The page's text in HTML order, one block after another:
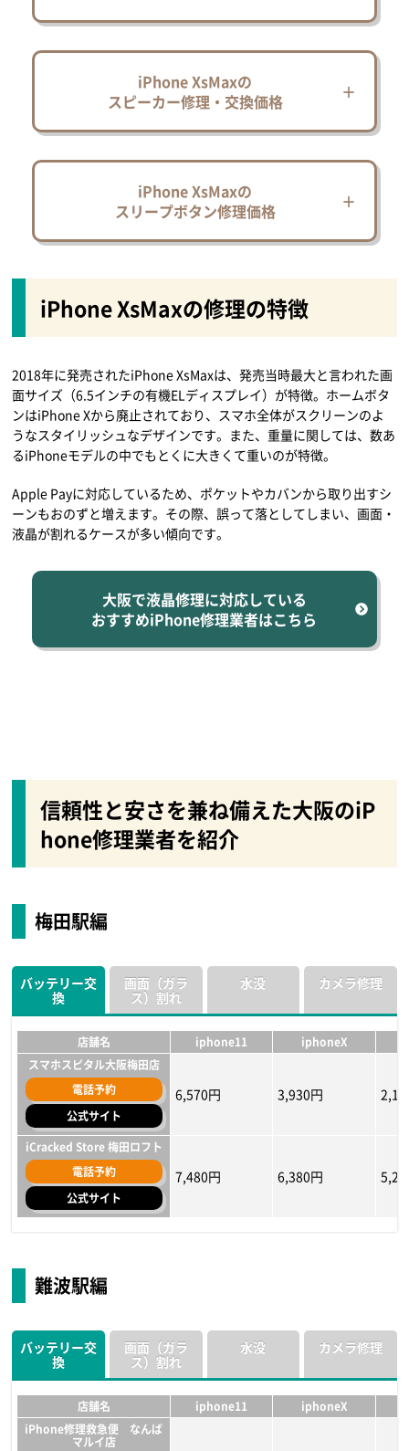
iPhone XsMaxの
スピーカー修理・交換価格
iPhone XsMaxの
スリープボタン修理価格
iPhone XsMaxの修理の特徴
2018年に発売されたiPhone XsMaxは、発売当時最大と言われた画
面サイズ（6.5インチの有機ELディスプレイ）が特徴。ホームボタ
ンはiPhone Xから廃止されており、スマホ全体がスクリーンのよ
うなスタイリッシュなデザインです。また、重量に関しては、数あ
るiPhoneモデルの中でもとくに大きくて重いのが特徴。
Apple Payに対応しているため、ポケットやカバンから取り出すシ
ーンもおのずと増えます。その際、誤って落としてしまい、画面・
液晶が割れるケースが多い傾向です。
大阪で液晶修理に対応している
おすすめiPhone修理業者はこちら
信頼性と安さを兼ね備えた大阪のiP
hone修理業者を紹介
梅田駅編
バッテリー交
換
店舗名 iphone11 iphoneX
スマホスピタル大阪梅田店
電話予約
公式サイト
6,570円 3,930円
iCracked Store 梅田ロフト
電話予約
公式サイト
7,480円 6,380円
画面（ガラ
ス）割れ
スマホスピタル大阪梅田店
電話予約
iCracked Store 梅田ロフト
公式サイト
17,380円～ 17,380円～
水没
スマホスピタル大阪梅田店
電話予約
iCracked Store 梅田ロフト
公式サイト
10,780円～ 10,780円～
カメラ修理
スマホスピタル大阪梅田店
電話予約
iCracked Store 梅田ロフト
公式サイト
14,080円 14,080円
難波駅編
バッテリー交
換
店舗名 iphone11 iphoneX
iPhone修理救急便 なんば
マルイ店
画面（ガラ
ス）割れ
水没 カメラ修理